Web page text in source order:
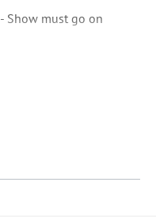
Show must go on